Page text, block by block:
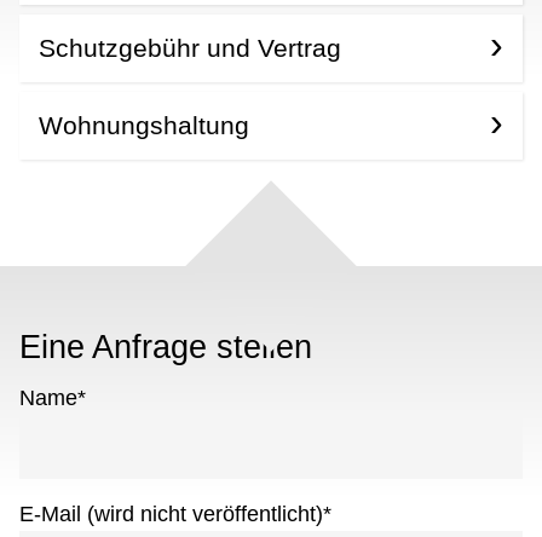
Schutzgebühr und Vertrag
Wohnungshaltung
Eine Anfrage stellen
Name*
E-Mail (wird nicht veröffentlicht)*